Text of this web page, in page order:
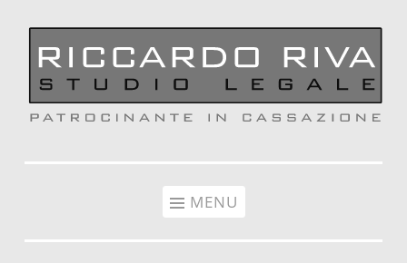
MENU